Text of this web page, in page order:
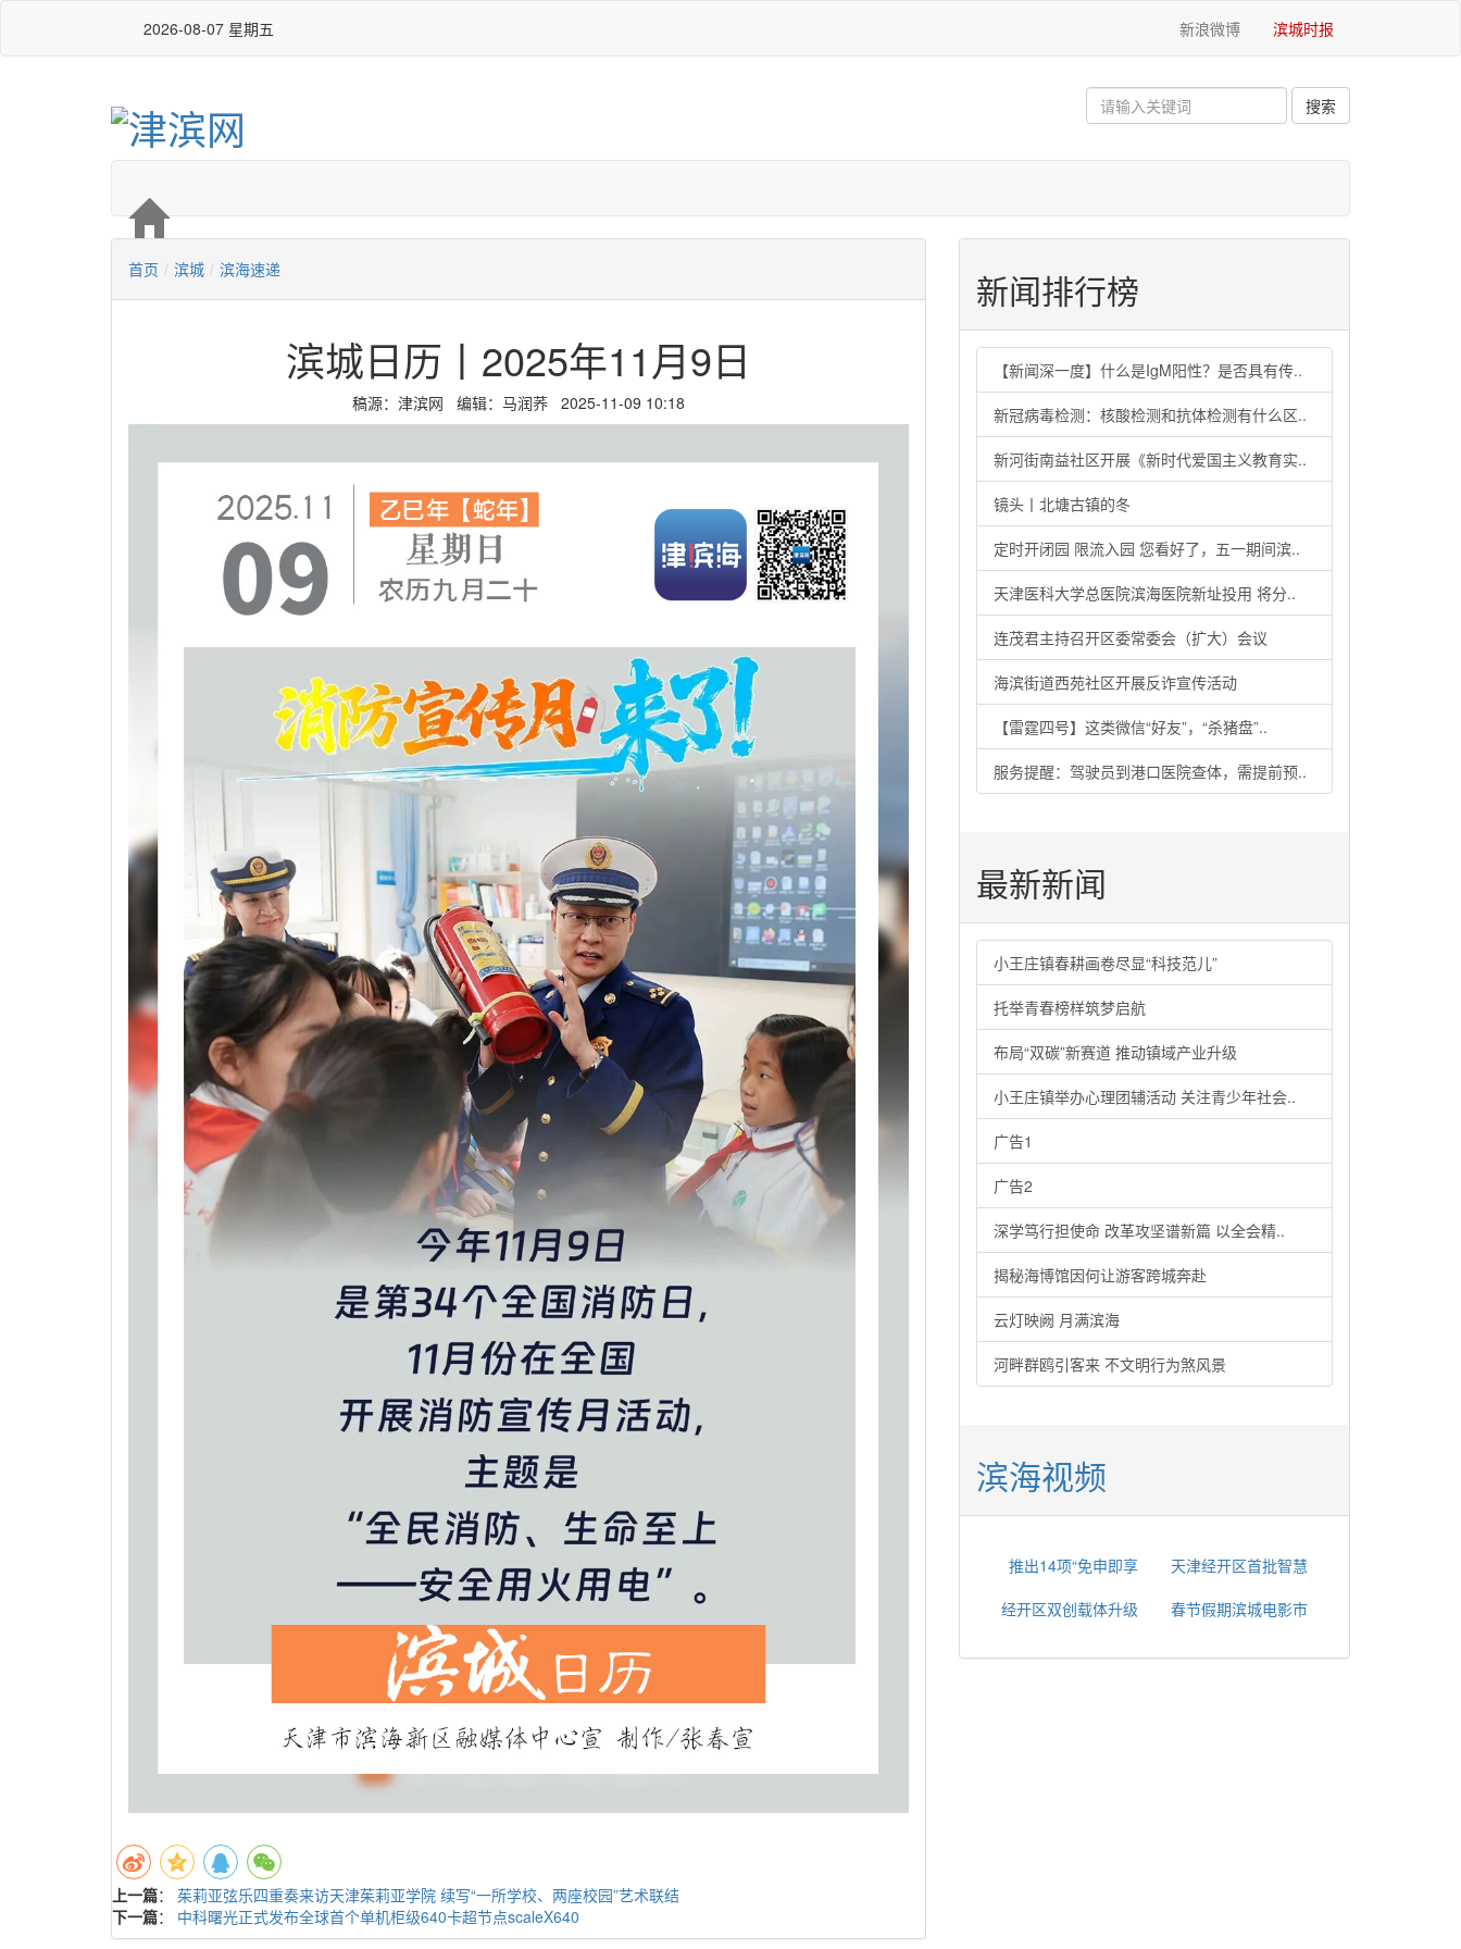
2026-08-07 星期五 新浪微博 滨城时报
首页 / 滨城 / 滨海速递
滨城日历丨2025年11月9日
稿源：津滨网 编辑：马润荞 2025-11-09 10:18
上一篇： 茱莉亚弦乐四重奏来访天津茱莉亚学院 续写“一所学校、两座校园”艺术联结
下一篇： 中科曙光正式发布全球首个单机柜级640卡超节点scaleX640
新闻排行榜
【新闻深一度】什么是IgM阳性？是否具有传..
新冠病毒检测：核酸检测和抗体检测有什么区..
新河街南益社区开展《新时代爱国主义教育实..
镜头丨北塘古镇的冬
定时开闭园 限流入园 您看好了，五一期间滨..
天津医科大学总医院滨海医院新址投用 将分..
连茂君主持召开区委常委会（扩大）会议
海滨街道西苑社区开展反诈宣传活动
【雷霆四号】这类微信“好友”，“杀猪盘”..
服务提醒：驾驶员到港口医院查体，需提前预..
最新新闻
小王庄镇春耕画卷尽显“科技范儿”
托举青春榜样筑梦启航
布局“双碳”新赛道 推动镇域产业升级
小王庄镇举办心理团辅活动 关注青少年社会..
广告1
广告2
深学笃行担使命 改革攻坚谱新篇 以全会精..
揭秘海博馆因何让游客跨城奔赴
云灯映阙 月满滨海
河畔群鸥引客来 不文明行为煞风景
滨海视频
推出14项“免申即享
天津经开区首批智慧
经开区双创载体升级
春节假期滨城电影市